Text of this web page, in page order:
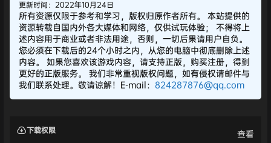
更新时间：2022年10月24日
所有资源仅限于参考和学习，版权归原作者所有。 本站提供的
资源转载自国内外各大媒体和网络，仅供试玩体验； 不得将上
述内容用于商业或者非法用途，否则，一切后果请用户自负。
您必须在下载后的24个小时之内，从您的电脑中彻底删除上述
内容。 如果您喜欢该游戏内容，请支持正版，购买注册，得到
更好的正版服务。 我们非常重视版权问题，如有侵权请邮件与
我们联系处理。敬请谅解！E-mail： 824287876@qq.com
下载权限 查看